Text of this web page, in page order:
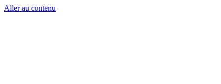
Aller au contenu